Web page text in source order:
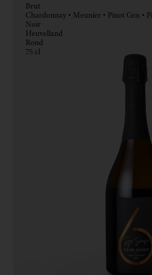
Brut
Chardonnay • Meunier • Pinot Gris •
Noir
Heuvelland
Rond
75 cl